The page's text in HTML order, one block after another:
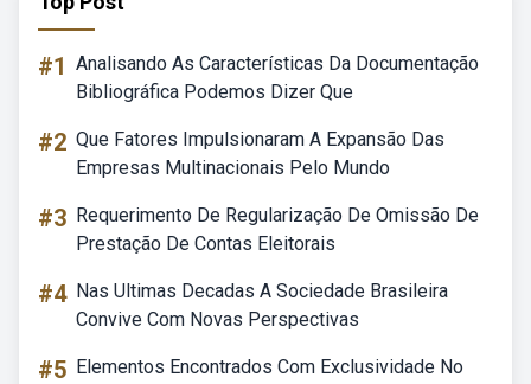
#1 Analisando As Características Da Documentação
Bibliográfica Podemos Dizer Que
#2 Que Fatores Impulsionaram A Expansão Das
Empresas Multinacionais Pelo Mundo
#3 Requerimento De Regularização De Omissão De
Prestação De Contas Eleitorais
#4 Nas Ultimas Decadas A Sociedade Brasileira
Convive Com Novas Perspectivas
#5 Elementos Encontrados Com Exclusividade No